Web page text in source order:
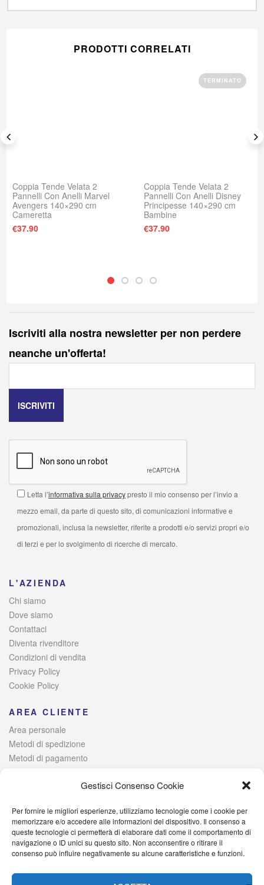
Gestisci Consenso Cookie
Per fornire le migliori esperienze, utilizziamo tecnologie come i cookie per
memorizzare e/o accedere alle informazioni del dispositivo. Il consenso a
queste tecnologie ci permetterà di elaborare dati come il comportamento di
navigazione o ID unici su questo sito. Non acconsentire o ritirare il
consenso può influire negativamente su alcune caratteristiche e funzioni.
PRODOTTI CORRELATI
Coppia Tende Velata 2
Pannelli Con Anelli Marvel
Avengers 140×290 cm
Cameretta
€37.90
TERMINATO
Coppia Tende Velata 2
Pannelli Con Anelli Disney
Principesse 140×290 cm
Bambine
€37.90
Iscriviti alla nostra newsletter per non perdere
neanche un'offerta!
Letta l’informativa sulla privacypresto il mio consenso per l’invio a
mezzo email, da parte di questo sito, di comunicazioni informative e
promozionali, inclusa la newsletter, riferite a prodotti e/o servizi propri e/o
di terzi e per lo svolgimento di ricerche di mercato.
L'AZIENDA
Chi siamo
Dove siamo
Contattaci
Diventa rivenditore
Condizioni di vendita
Privacy Policy
Cookie Policy
AREA CLIENTE
Area personale
Metodi di spedizione
Metodi di pagamento
© 2021 Italia Magazzini di Lombardo Raffaele – Via Giovanni
Iervolino, 384 – 80040 Poggiomarino (NA) Iscritta alla Camera di
Commercio di Napoli – P. IVA: 09527701214 – C.F.